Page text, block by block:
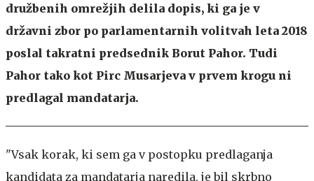
družbenih omrežjih delila dopis, ki ga je v
državni zbor po parlamentarnih volitvah leta 2018
poslal takratni predsednik Borut Pahor. Tudi
Pahor tako kot Pirc Musarjeva v prvem krogu ni
predlagal mandatarja.
"Vsak korak, ki sem ga v postopku predlaganja
kandidata za mandatarja naredila, je bil skrbno